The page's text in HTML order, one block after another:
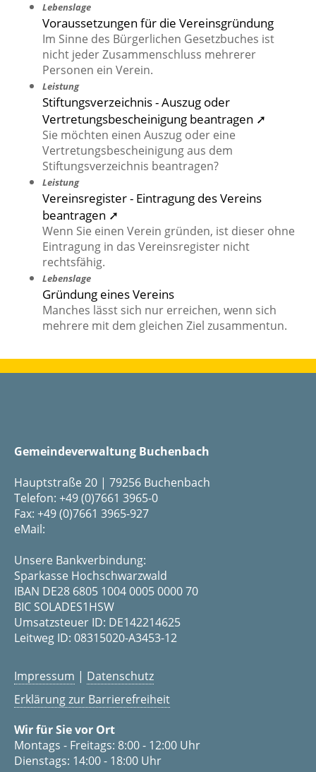
Lebenslage
Voraussetzungen für die Vereinsgründung
Im Sinne des Bürgerlichen Gesetzbuches ist
nicht jeder Zusammenschluss mehrerer
Personen ein Verein.
Leistung
Stiftungsverzeichnis - Auszug oder
Vertretungsbescheinigung beantragen ➚
Sie möchten einen Auszug oder eine
Vertretungsbescheinigung aus dem
Stiftungsverzeichnis beantragen?
Leistung
Vereinsregister - Eintragung des Vereins
beantragen ➚
Wenn Sie einen Verein gründen, ist dieser ohne
Eintragung in das Vereinsregister nicht
rechtsfähig.
Lebenslage
Gründung eines Vereins
Manches lässt sich nur erreichen, wenn sich
mehrere mit dem gleichen Ziel zusammentun.
Gemeindeverwaltung Buchenbach
Hauptstraße 20 | 79256 Buchenbach
Telefon: +49 (0)7661 3965-0
Fax: +49 (0)7661 3965-927
eMail:
Unsere Bankverbindung:
Sparkasse Hochschwarzwald
IBAN DE28 6805 1004 0005 0000 70
BIC SOLADES1HSW
Umsatzsteuer ID: DE142214625
Leitweg ID: 08315020-A3453-12
Impressum | Datenschutz
Erklärung zur Barrierefreiheit
Wir für Sie vor Ort
Montags - Freitags: 8:00 - 12:00 Uhr
Dienstags: 14:00 - 18:00 Uhr